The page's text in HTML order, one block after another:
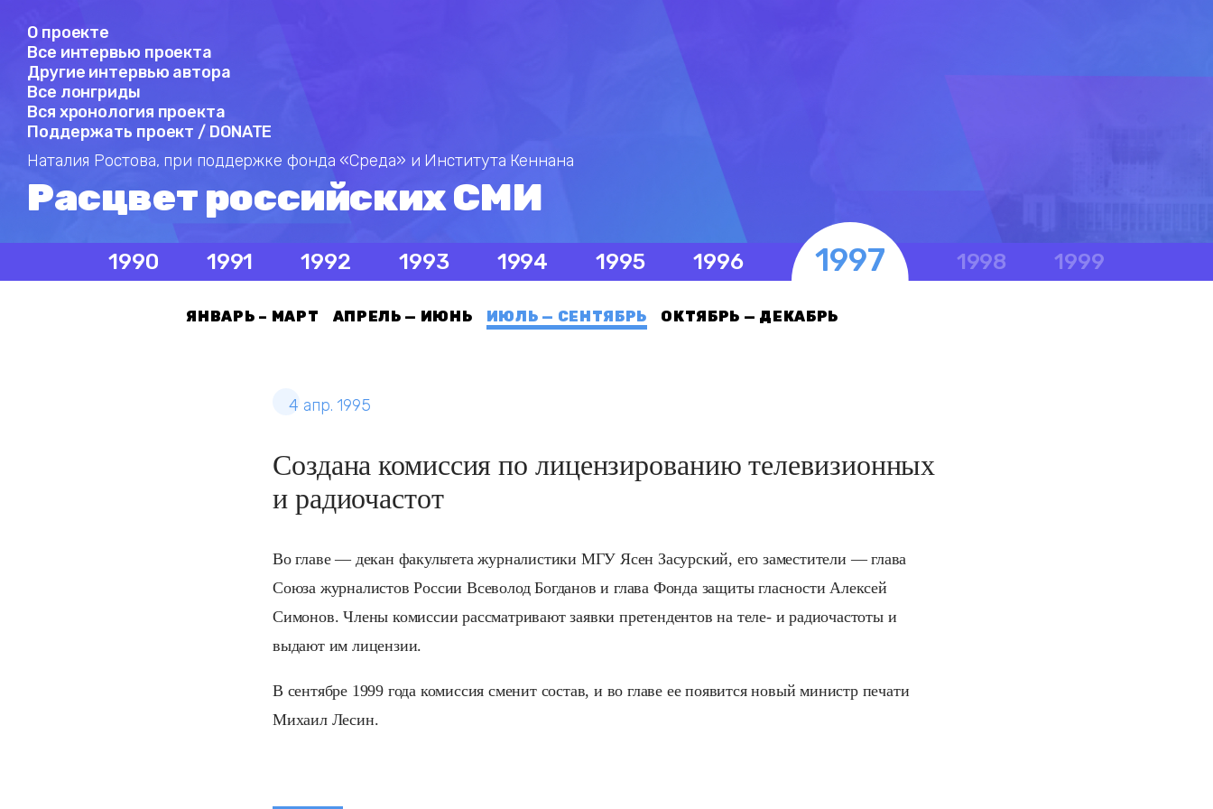
О проекте
Все интервью проекта
Другие интервью автора
Все лонгриды
Вся хронология проекта
Поддержать проект / DONATE
Наталия Ростова, при поддержке фонда «Среда» и Института Кеннана
Расцвет российских СМИ
1990 1991 1992 1993 1994 1995 1996 1997 1998 1999
ЯНВАРЬ – МАРТ АПРЕЛЬ — ИЮНЬ ИЮЛЬ — СЕНТЯБРЬ ОКТЯБРЬ — ДЕКАБРЬ
4 апр. 1995
Создана комиссия по лицензированию телевизионных
и радиочастот
Во главе — декан факультета журналистики МГУ Ясен Засурский, его заместители — глава
Союза журналистов России Всеволод Богданов и глава Фонда защиты гласности Алексей
Симонов. Члены комиссии рассматривают заявки претендентов на теле- и радиочастоты и
выдают им лицензии.
В сентябре 1999 года комиссия сменит состав, и во главе ее появится новый министр печати
Михаил Лесин.